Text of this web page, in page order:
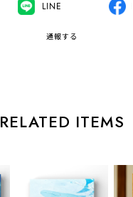
LINE
通報する
RELATED ITEMS